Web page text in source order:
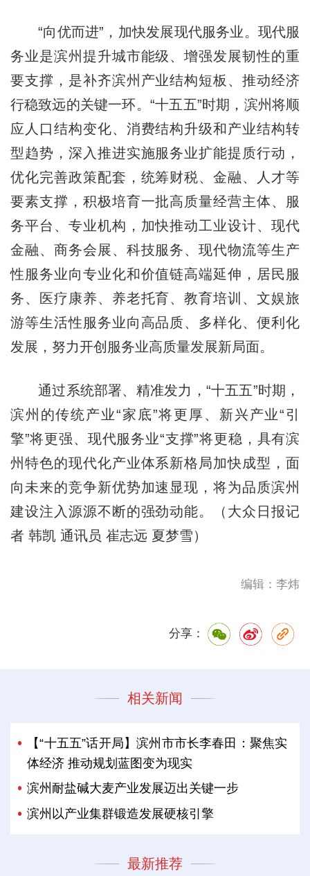
“向优而进”，加快发展现代服务业。现代服
务业是滨州提升城市能级、增强发展韧性的重
要支撑，是补齐滨州产业结构短板、推动经济
行稳致远的关键一环。“十五五”时期，滨州将顺
应人口结构变化、消费结构升级和产业结构转
型趋势，深入推进实施服务业扩能提质行动，
优化完善政策配套，统筹财税、金融、人才等
要素支撑，积极培育一批高质量经营主体、服
务平台、专业机构，加快推动工业设计、现代
金融、商务会展、科技服务、现代物流等生产
性服务业向专业化和价值链高端延伸，居民服
务、医疗康养、养老托育、教育培训、文娱旅
游等生活性服务业向高品质、多样化、便利化
发展，努力开创服务业高质量发展新局面。
通过系统部署、精准发力，“十五五”时期，
滨州的传统产业“家底”将更厚、新兴产业“引
擎”将更强、现代服务业“支撑”将更稳，具有滨
州特色的现代化产业体系新格局加快成型，面
向未来的竞争新优势加速显现，将为品质滨州
建设注入源源不断的强劲动能。（大众日报记
者 韩凯 通讯员 崔志远 夏梦雪）
编辑：李炜
分享：
相关新闻
【“十五五”话开局】滨州市市长李春田：聚焦实
体经济 推动规划蓝图变为现实
滨州耐盐碱大麦产业发展迈出关键一步
滨州以产业集群锻造发展硬核引擎
最新推荐